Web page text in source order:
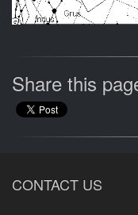
Share this
CONTACT US